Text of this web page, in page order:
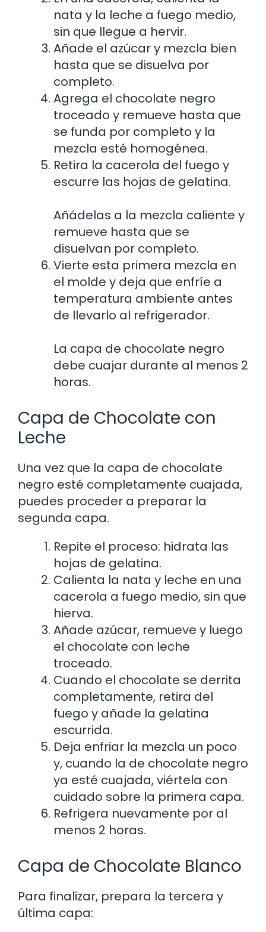
nata y la leche a fuego medio,
sin que llegue a hervir.
Añade el azúcar y mezcla bien
hasta que se disuelva por
completo.
Agrega el chocolate negro
troceado y remueve hasta que
se funda por completo y la
mezcla esté homogénea.
Retira la cacerola del fuego y
escurre las hojas de gelatina.
Añádelas a la mezcla caliente y
remueve hasta que se
disuelvan por completo.
Vierte esta primera mezcla en
el molde y deja que enfríe a
temperatura ambiente antes
de llevarlo al refrigerador.
La capa de chocolate negro
debe cuajar durante al menos 2
horas.
Capa de Chocolate con
Leche
Una vez que la capa de chocolate
negro esté completamente cuajada,
puedes proceder a preparar la
segunda capa.
Repite el proceso: hidrata las
hojas de gelatina.
Calienta la nata y leche en una
cacerola a fuego medio, sin que
hierva.
Añade azúcar, remueve y luego
el chocolate con leche
troceado.
Cuando el chocolate se derrita
completamente, retira del
fuego y añade la gelatina
escurrida.
Deja enfriar la mezcla un poco
y, cuando la de chocolate negro
ya esté cuajada, viértela con
cuidado sobre la primera capa.
Refrigera nuevamente por al
menos 2 horas.
Capa de Chocolate Blanco
Para finalizar, prepara la tercera y
última capa: